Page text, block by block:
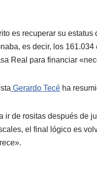
es recuperar su
es decir, los
Real para financiar
Gerardo Tecé ha
ir de rositas después de
el final lógico es